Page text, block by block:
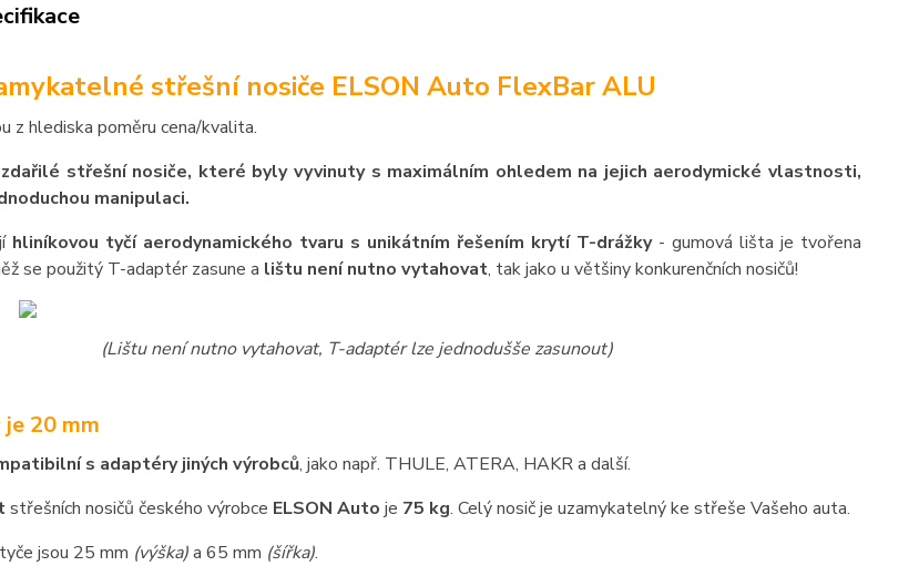
střešní nosiče ELSON Auto FlexBar ALU
z hlediska poměru cena/kvalita.
střešní nosiče, které byly vyvinuty s maximálním ohledem na jejich aerodymické vlastnosti,
manipulaci.
hliníkovou tyčí aerodynamického tvaru s unikátním řešením krytí T-drážky- gumová lišta je tvořena
se použitý T-adaptér zasune a lištu není nutno vytahovat, tak jako u většiny konkurenčních nosičů!
(Lištu není nutno vytahovat, T-adaptér lze jednodušše zasunout)
20 mm
s adaptéry jiných výrobců, jako např. THULE, ATERA, HAKR a další.
střešních nosičů českého výrobce ELSON Auto je 75 kg. Celý nosič je uzamykatelný ke střeše Vašeho auta.
jsou 25 mm (výška)a 65 mm (šířka).